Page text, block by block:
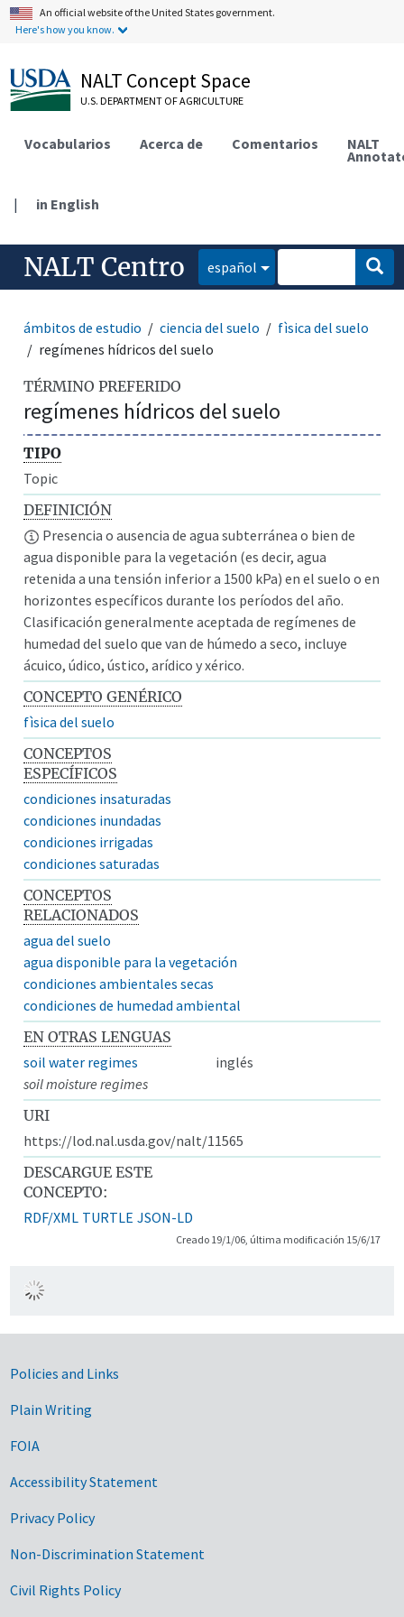
An official website of the United States government.
Here's how you know.
NALT Concept Space
U.S. DEPARTMENT OF AGRICULTURE
Vocabularios Acerca de Comentarios NALT
| in English
NALT Centro español
ámbitos de estudio ciencia del suelo
fìsica del suelo
regímenes hídricos del suelo
TÉRMINO PREFERIDO
regímenes hídricos del suelo
TIPO
Topic
DEFINICIÓN
Presencia o ausencia de agua subterránea o bien de
agua disponible para la vegetación (es decir, agua
retenida a una tensión inferior a 1500 kPa) en el suelo o en
horizontes específicos durante los períodos del año.
Clasificación generalmente aceptada de regímenes de
humedad del suelo que van de húmedo a seco, incluye
ácuico, údico, ústico, arídico y xérico.
CONCEPTO GENÉRICO
fìsica del suelo
CONCEPTOS
ESPECÍFICOS
condiciones insaturadas
condiciones inundadas
condiciones irrigadas
condiciones saturadas
CONCEPTOS
RELACIONADOS
agua del suelo
agua disponible para la vegetación
condiciones ambientales secas
condiciones de humedad ambiental
EN OTRAS LENGUAS
soil water regimes
inglés
soil moisture regimes
URI
https://lod.nal.usda.gov/nalt/11565
DESCARGUE ESTE
CONCEPTO:
RDF/XML TURTLE JSON-LD
Creado 19/1/06, última modificación 15/6/17
Government Links
Policies and Links
Plain Writing
FOIA
Accessibility Statement
Privacy Policy
Non-Discrimination Statement
Civil Rights Policy